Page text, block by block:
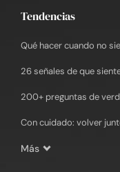
Tendencias
Qué hacer cuando no
26 señales de que
200+ preguntas de
Con cuidado: volver
Más